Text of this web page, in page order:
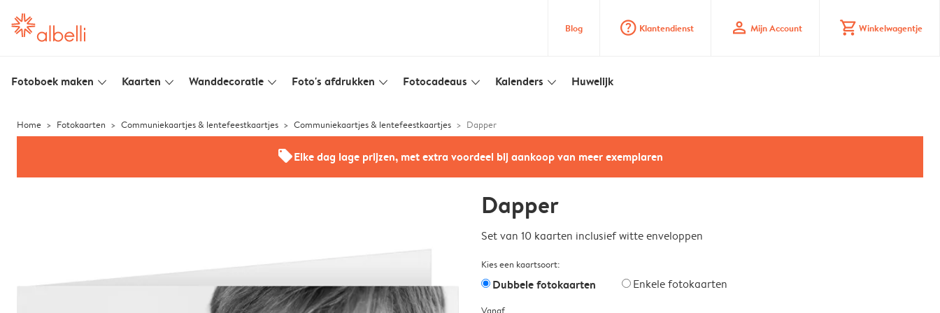
Blog question_mark_circle Klantendienst profile Mijn Account shopping_cart Winkelwagentje
Fotoboek maken slim_arrow_down Kaarten slim_arrow_down Wanddecoratie slim_arrow_down Foto's afdrukken slim_arrow_down Fotocadeaus slim_arrow_down Kalenders slim_arrow_down Huwelijk
Home Fotokaarten Communiekaartjes & lentefeestkaartjes Communiekaartjes & lentefeestkaartjes Dapper
offersElke dag lage prijzen, met extra voordeel bij aankoop van meer exemplaren
Dapper
Set van 10 kaarten inclusief witte enveloppen
Kies een kaartsoort:
Dubbele fotokaarten Enkele fotokaarten
Vanaf